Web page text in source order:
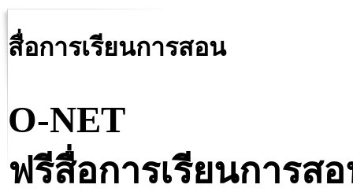
สื่อการเรียนการสอน
O-NET
ฟรีสื่อการเรียนการส